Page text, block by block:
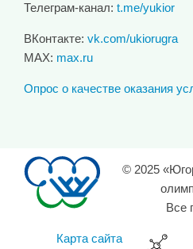
Телеграм-канал: t.me/yukior
ВКонтакте: vk.com/ukiorugra
MAX: max.ru
Опрос о качестве оказания
© 2025
Все
Карта сайта